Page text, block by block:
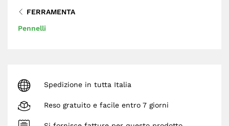
FERRAMENTA
Pennelli
Spedizione in tutta Italia
Reso gratuito e facile entro 7 giorni